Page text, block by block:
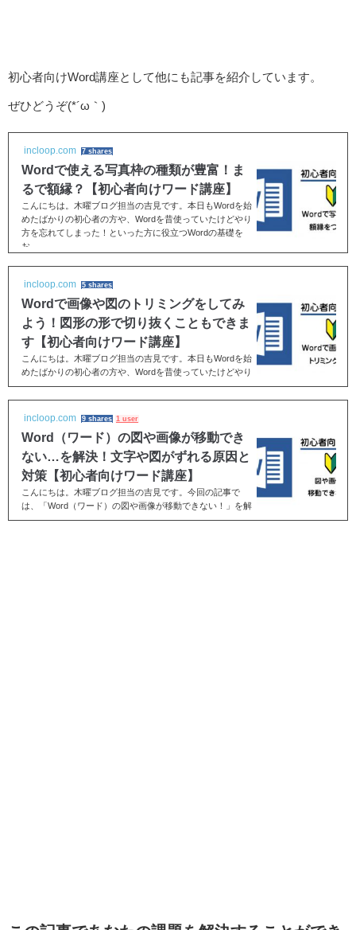
初心者向けWord講座として他にも記事を紹介しています。
ぜひどうぞ(*´ω｀)
incloop.com 7 shares
Wordで使える写真枠の種類が豊富！ま
るで額縁？【初心者向けワード講座】
こんにちは。木曜ブログ担当の吉見です。本日もWordを始
めたばかりの初心者の方や、Wordを昔使っていたけどやり
方を忘れてしまった！といった方に役立つWordの基礎を
お...
incloop.com 5 shares
Wordで画像や図のトリミングをしてみ
よう！図形の形で切り抜くこともできま
す【初心者向けワード講座】
こんにちは。木曜ブログ担当の吉見です。本日もWordを始
めたばかりの初心者の方や、Wordを昔使っていたけどやり
方を忘れてしまった！といった方に役立つWordの基礎を
お...
incloop.com 9 shares 1 user
Word（ワード）の図や画像が移動でき
ない…を解決！文字や図がずれる原因と
対策【初心者向けワード講座】
こんにちは。木曜ブログ担当の吉見です。今回の記事で
は、「Word（ワード）の図や画像が移動できない！」を解
決していきたいと思います。Wordで写真や画像などの図を